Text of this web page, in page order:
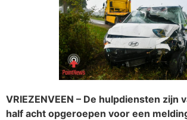
VRIEZENVEEN – De hulpdiensten zijn
half acht opgeroepen voor een